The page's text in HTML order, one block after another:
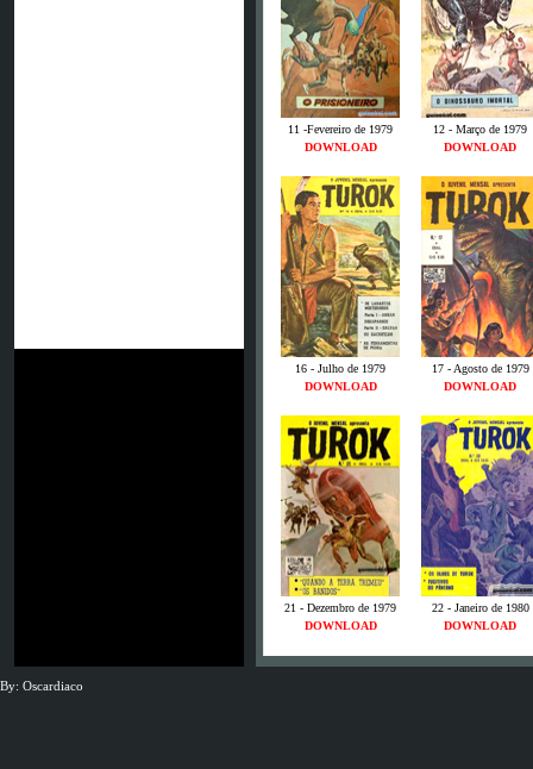
11 -Fevereiro de 1979
12 - Março de 1979
DOWNLOAD
DOWNLOAD
16 - Julho de 1979
17 - Agosto de 1979
DOWNLOAD
DOWNLOAD
21 - Dezembro de 1979
22 - Janeiro de 1980
DOWNLOAD
DOWNLOAD
By: Oscardiaco